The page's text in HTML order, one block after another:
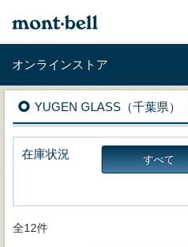
オンラインストア
YUGEN GLASS（千葉県）
在庫状況 すべて
全12件